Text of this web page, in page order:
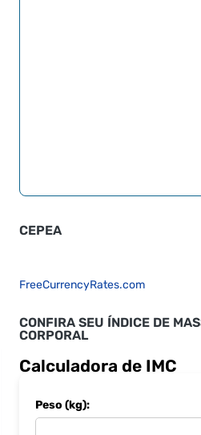
CEPEA
FreeCurrencyRates.com
CONFIRA SEU ÍNDICE DE
CORPORAL
Calculadora de IMC
Peso (kg):